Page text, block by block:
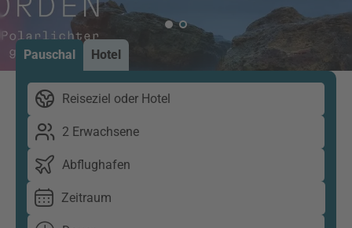
Pauschal Hotel
Reiseziel oder Hotel
2 Erwachsene
Abflughafen
Zeitraum